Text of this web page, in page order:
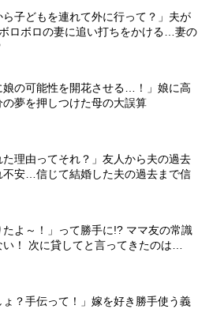
ら子どもを連れて外に行って？」夫が
ロボロの妻に追い打ちをかける…妻の
娘の可能性を開花させる…！」娘に高
の夢を押しつけた母の大誤算
た理由ってそれ？」友人から夫の過去
不安…信じて結婚した夫の過去まで信
たよ～！」って勝手に!? ママ友の常識
！ 次に貸してと言ってきたのは…
ょ？手伝って！」嫁を好き勝手使う義